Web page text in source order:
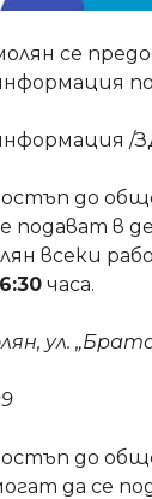
се
по
/
до
подават в
всеки
часа.
ул.
до
да се